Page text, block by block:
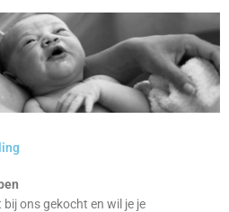
bij ons gekocht en wil je je